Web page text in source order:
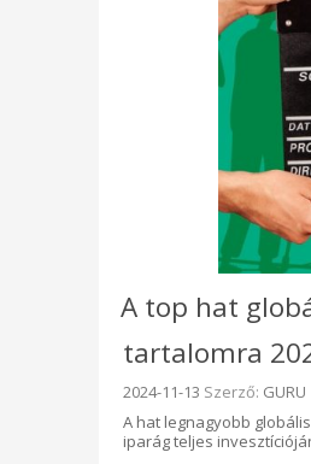
A top hat
tartalomra
Beküldve:
2024-11-13 Szerző: GURU
A hat legnagyobb
iparág teljes